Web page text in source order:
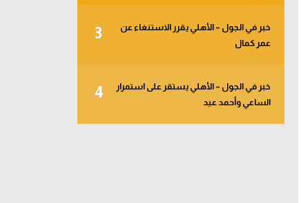
3
خبر في الجول – الأهلي يقرر الاستنغاء عن
عمر كمال
4
خبر في الجول – الأهلي يستقر على استمرار
الساعي وأحمد عيد